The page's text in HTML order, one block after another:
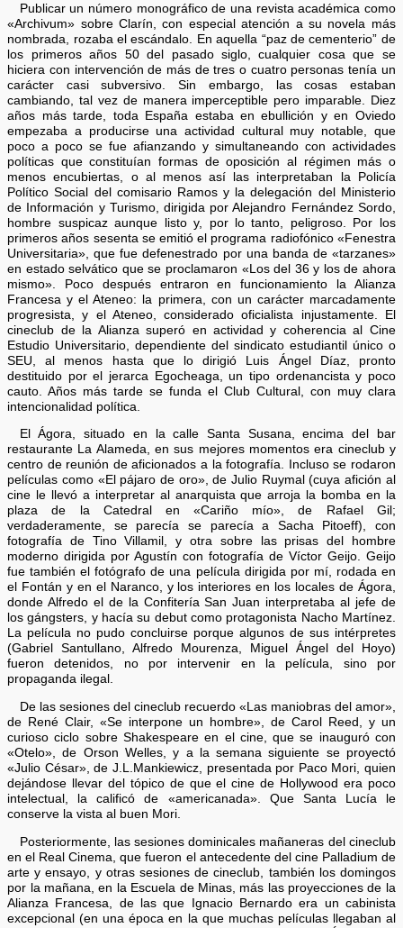
Publicar un número monográfico de una revista académica como
«Archivum» sobre Clarín, con especial atención a su novela más
nombrada, rozaba el escándalo. En aquella “paz de cementerio” de
los primeros años 50 del pasado siglo, cualquier cosa que se
hiciera con intervención de más de tres o cuatro personas tenía un
carácter casi subversivo. Sin embargo, las cosas estaban
cambiando, tal vez de manera imperceptible pero imparable. Diez
años más tarde, toda España estaba en ebullición y en Oviedo
empezaba a producirse una actividad cultural muy notable, que
poco a poco se fue afianzando y simultaneando con actividades
políticas que constituían formas de oposición al régimen más o
menos encubiertas, o al menos así las interpretaban la Policía
Político Social del comisario Ramos y la delegación del Ministerio
de Información y Turismo, dirigida por Alejandro Fernández Sordo,
hombre suspicaz aunque listo y, por lo tanto, peligroso. Por los
primeros años sesenta se emitió el programa radiofónico «Fenestra
Universitaria», que fue defenestrado por una banda de «tarzanes»
en estado selvático que se proclamaron «Los del 36 y los de ahora
mismo». Poco después entraron en funcionamiento la Alianza
Francesa y el Ateneo: la primera, con un carácter marcadamente
progresista, y el Ateneo, considerado oficialista injustamente. El
cineclub de la Alianza superó en actividad y coherencia al Cine
Estudio Universitario, dependiente del sindicato estudiantil único o
SEU, al menos hasta que lo dirigió Luis Ángel Díaz, pronto
destituido por el jerarca Egocheaga, un tipo ordenancista y poco
cauto. Años más tarde se funda el Club Cultural, con muy clara
intencionalidad política.
El Ágora, situado en la calle Santa Susana, encima del bar
restaurante La Alameda, en sus mejores momentos era cineclub y
centro de reunión de aficionados a la fotografía. Incluso se rodaron
películas como «El pájaro de oro», de Julio Ruymal (cuya afición al
cine le llevó a interpretar al anarquista que arroja la bomba en la
plaza de la Catedral en «Cariño mío», de Rafael Gil;
verdaderamente, se parecía se parecía a Sacha Pitoeff), con
fotografía de Tino Villamil, y otra sobre las prisas del hombre
moderno dirigida por Agustín con fotografía de Víctor Geijo. Geijo
fue también el fotógrafo de una película dirigida por mí, rodada en
el Fontán y en el Naranco, y los interiores en los locales de Ágora,
donde Alfredo el de la Confitería San Juan interpretaba al jefe de
los gángsters, y hacía su debut como protagonista Nacho Martínez.
La película no pudo concluirse porque algunos de sus intérpretes
(Gabriel Santullano, Alfredo Mourenza, Miguel Ángel del Hoyo)
fueron detenidos, no por intervenir en la película, sino por
propaganda ilegal.
De las sesiones del cineclub recuerdo «Las maniobras del amor»,
de René Clair, «Se interpone un hombre», de Carol Reed, y un
curioso ciclo sobre Shakespeare en el cine, que se inauguró con
«Otelo», de Orson Welles, y a la semana siguiente se proyectó
«Julio César», de J.L.Mankiewicz, presentada por Paco Mori, quien
dejándose llevar del tópico de que el cine de Hollywood era poco
intelectual, la calificó de «americanada». Que Santa Lucía le
conserve la vista al buen Mori.
Posteriormente, las sesiones dominicales mañaneras del cineclub
en el Real Cinema, que fueron el antecedente del cine Palladium de
arte y ensayo, y otras sesiones de cineclub, también los domingos
por la mañana, en la Escuela de Minas, más las proyecciones de la
Alianza Francesa, de las que Ignacio Bernardo era un cabinista
excepcional (en una época en la que muchas películas llegaban al